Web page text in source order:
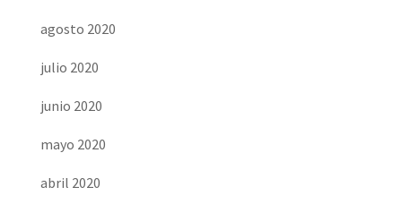
agosto 2020
julio 2020
junio 2020
mayo 2020
abril 2020